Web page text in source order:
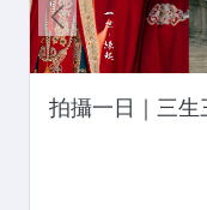
拍攝一日｜三